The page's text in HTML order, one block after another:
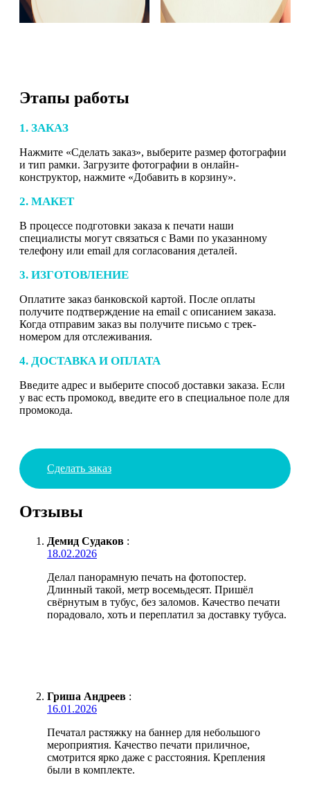
Этапы работы
1. ЗАКАЗ
Нажмите «Сделать заказ», выберите размер фотографии
и тип рамки. Загрузите фотографии в онлайн-
конструктор, нажмите «Добавить в корзину».
2. МАКЕТ
В процессе подготовки заказа к печати наши
специалисты могут связаться с Вами по указанному
телефону или email для согласования деталей.
3. ИЗГОТОВЛЕНИЕ
Оплатите заказ банковской картой. После оплаты
получите подтверждение на email с описанием заказа.
Когда отправим заказ вы получите письмо с трек-
номером для отслеживания.
4. ДОСТАВКА И ОПЛАТА
Введите адрес и выберите способ доставки заказа. Если
у вас есть промокод, введите его в специальное поле для
промокода.
Сделать заказ
Отзывы
Демид Судаков :
18.02.2026
Делал панорамную печать на фотопостер.
Длинный такой, метр восемьдесят. Пришёл
свёрнутым в тубус, без заломов. Качество печати
порадовало, хоть и переплатил за доставку тубуса.
Гриша Андреев :
16.01.2026
Печатал растяжку на баннер для небольшого
мероприятия. Качество печати приличное,
смотрится ярко даже с расстояния. Крепления
были в комплекте.